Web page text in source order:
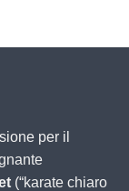
68,50
per il
(“karate chiaro